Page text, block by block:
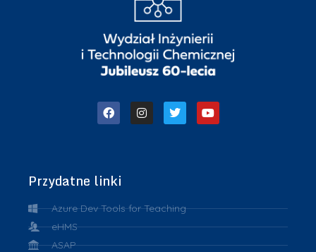
Przydatne linki
Azure Dev Tools for Teaching
eHMS
ASAP